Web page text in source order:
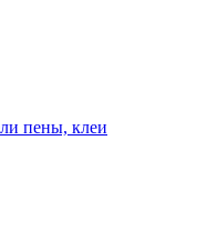
пены, клеи